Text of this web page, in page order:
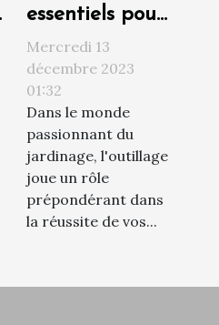
essentiels pour
une scie
sauteuse
efficace dans
vos travaux de
jardinage
Mercredi 13
décembre 2023
01:32
Dans le monde
passionnant du
jardinage, l'outillage
joue un rôle
prépondérant dans
la réussite de vos...